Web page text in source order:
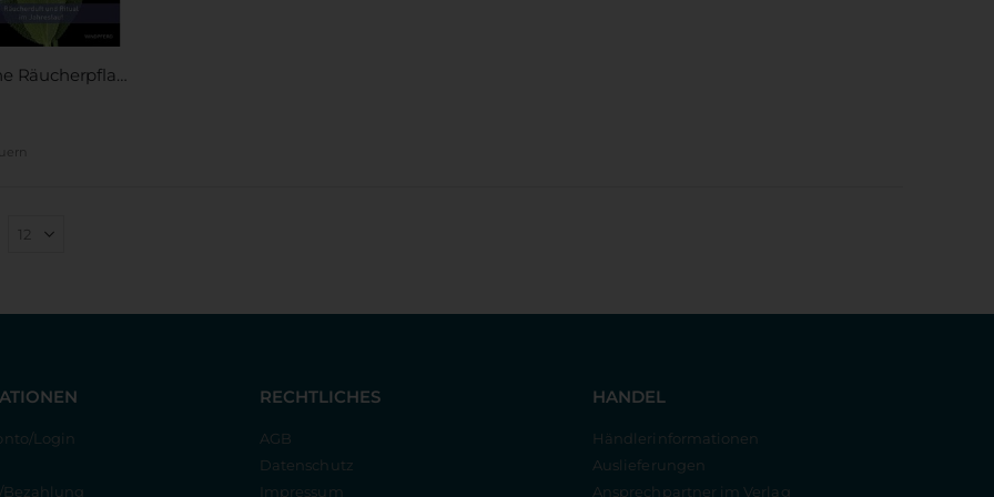
Login
Bezahlung
RECHTLICHES
AGB
Datenschutz
Impressum
HANDEL
Händlerinformationen
Auslieferungen
Ansprechpartner im Verlag